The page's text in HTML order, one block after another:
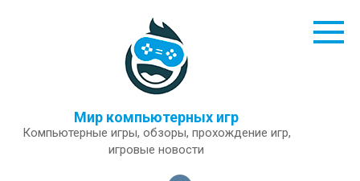
Мир компьютерных игр
Компьютерные игры, обзоры, прохождение игр,
игровые новости